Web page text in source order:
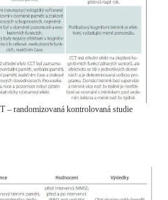
randomizovaná kontrolovaná studie